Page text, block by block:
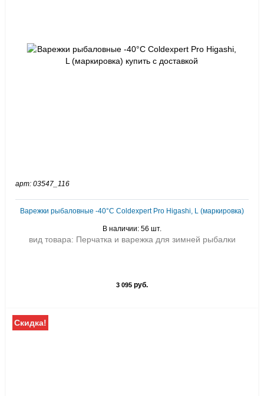
арт: 03547_116
Варежки рыбаловные -40°C Coldexpert Pro Higashi, L (маркировка)
В наличии: 56 шт.
вид товара: Перчатка и варежка для зимней рыбалки
3 095 руб.
Скидка!